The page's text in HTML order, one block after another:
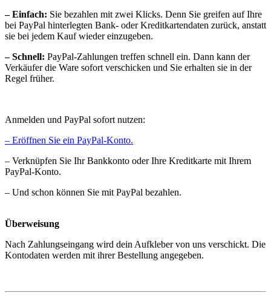
– Einfach: Sie bezahlen mit zwei Klicks. Denn Sie greifen auf Ihre
bei PayPal hinterlegten Bank- oder Kreditkartendaten zurück, anstatt
sie bei jedem Kauf wieder einzugeben.
– Schnell: PayPal-Zahlungen treffen schnell ein. Dann kann der
Verkäufer die Ware sofort verschicken und Sie erhalten sie in der
Regel früher.
Anmelden und PayPal sofort nutzen:
– Eröffnen Sie ein PayPal-Konto.
– Verknüpfen Sie Ihr Bankkonto oder Ihre Kreditkarte mit Ihrem
PayPal-Konto.
– Und schon können Sie mit PayPal bezahlen.
Überweisung
Nach Zahlungseingang wird dein Aufkleber von uns verschickt. Die
Kontodaten werden mit ihrer Bestellung angegeben.